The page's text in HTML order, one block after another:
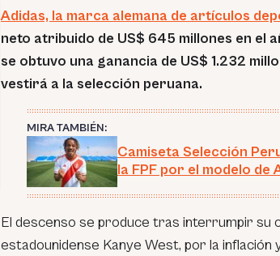
Adidas, la marca alemana de artículos
neto atribuido de US$ 645 millones en el
se obtuvo una ganancia de US$ 1.232
vestirá a la selección peruana.
MIRA TAMBIÉN:
Camiseta Selección
la FPF por el modelo de
El descenso se produce tras interrumpir su
estadounidense Kanye West, por la inflación